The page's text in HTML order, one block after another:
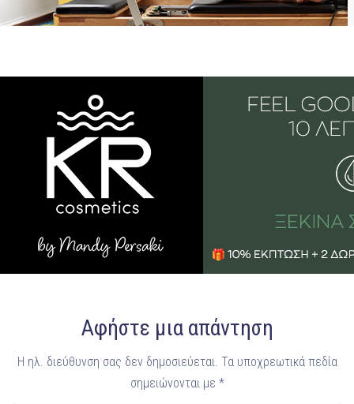
Αφήστε μια απάντηση
Η ηλ. διεύθυνση σας δεν δημοσιεύεται. Τα υποχρεωτικά πεδία
σημειώνονται με *